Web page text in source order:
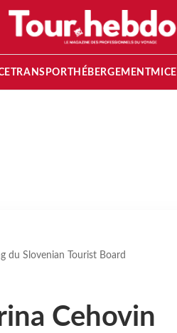
TRANSPORT HÉBERGEMENTMICE
du Slovenian Tourist Board
Cehovin